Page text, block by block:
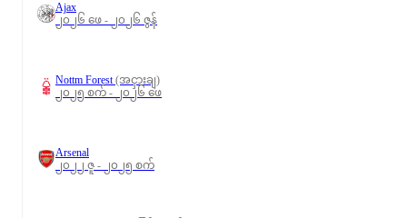
Ajax
၂၀၂၆ ဖေ - ၂၀၂၆ ဇွန်
Nottm Forest(အငှားချ)
၂၀၂၅ စက် - ၂၀၂၆ ဖေ
Arsenal
၂၀၂၂ ဇူ - ၂၀၂၅ စက်